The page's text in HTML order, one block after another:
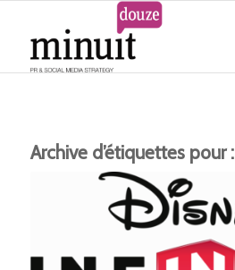
Archive d’étiquettes pour :